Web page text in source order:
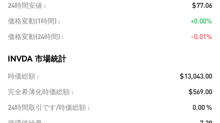
24時間安値
$77.06
価格変動(1時間)
+0.00%
価格変動(24時間)
-0.01%
INVDA 市場統計
時価総額
$13,043.00
完全希薄化時価総額
$569.00
24時間取引です/時価総額
0.00 %